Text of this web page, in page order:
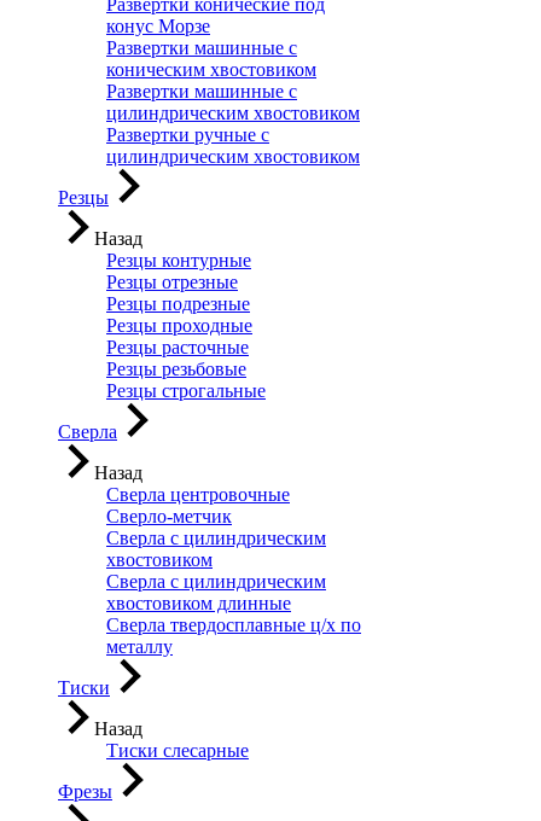
Развертки конические под
конус Морзе
Развертки машинные с
коническим хвостовиком
Развертки машинные с
цилиндрическим хвостовиком
Развертки ручные с
цилиндрическим хвостовиком
Резцы
Назад
Резцы контурные
Резцы отрезные
Резцы подрезные
Резцы проходные
Резцы расточные
Резцы резьбовые
Резцы строгальные
Сверла
Назад
Сверла центровочные
Сверло-метчик
Сверла с цилиндрическим
хвостовиком
Сверла с цилиндрическим
хвостовиком длинные
Сверла твердосплавные ц/х по
металлу
Тиски
Назад
Тиски слесарные
Фрезы